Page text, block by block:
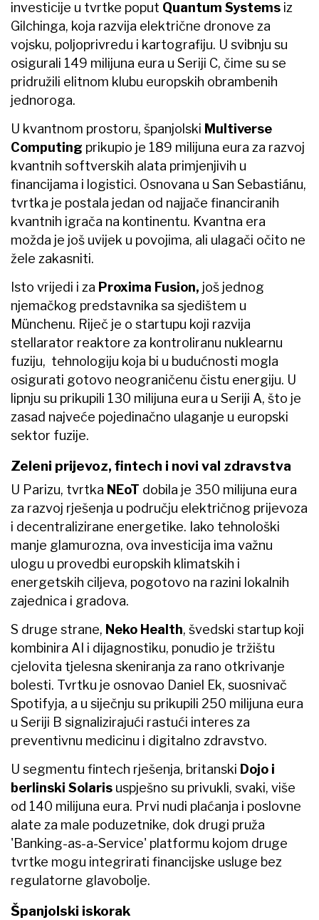
investicije u tvrtke poput Quantum Systems iz
Gilchinga, koja razvija električne dronove za
vojsku, poljoprivredu i kartografiju. U svibnju su
osigurali 149 milijuna eura u Seriji C, čime su se
pridružili elitnom klubu europskih obrambenih
jednoroga.
U kvantnom prostoru, španjolski Multiverse
Computing prikupio je 189 milijuna eura za razvoj
kvantnih softverskih alata primjenjivih u
financijama i logistici. Osnovana u San Sebastiánu,
tvrtka je postala jedan od najjače financiranih
kvantnih igrača na kontinentu. Kvantna era
možda je još uvijek u povojima, ali ulagači očito ne
žele zakasniti.
Isto vrijedi i za Proxima Fusion, još jednog
njemačkog predstavnika sa sjedištem u
Münchenu. Riječ je o startupu koji razvija
stellarator reaktore za kontroliranu nuklearnu
fuziju, tehnologiju koja bi u budućnosti mogla
osigurati gotovo neograničenu čistu energiju. U
lipnju su prikupili 130 milijuna eura u Seriji A, što je
zasad najveće pojedinačno ulaganje u europski
sektor fuzije.
Zeleni prijevoz, fintech i novi val zdravstva
U Parizu, tvrtka NEoT dobila je 350 milijuna eura
za razvoj rješenja u području električnog prijevoza
i decentralizirane energetike. Iako tehnološki
manje glamurozna, ova investicija ima važnu
ulogu u provedbi europskih klimatskih i
energetskih ciljeva, pogotovo na razini lokalnih
zajednica i gradova.
S druge strane, Neko Health, švedski startup koji
kombinira AI i dijagnostiku, ponudio je tržištu
cjelovita tjelesna skeniranja za rano otkrivanje
bolesti. Tvrtku je osnovao Daniel Ek, suosnivač
Spotifyja, a u siječnju su prikupili 250 milijuna eura
u Seriji B signalizirajući rastući interes za
preventivnu medicinu i digitalno zdravstvo.
U segmentu fintech rješenja, britanski Dojo i
berlinski Solaris uspješno su privukli, svaki, više
od 140 milijuna eura. Prvi nudi plaćanja i poslovne
alate za male poduzetnike, dok drugi pruža
'Banking-as-a-Service' platformu kojom druge
tvrtke mogu integrirati financijske usluge bez
regulatorne glavobolje.
Španjolski iskorak